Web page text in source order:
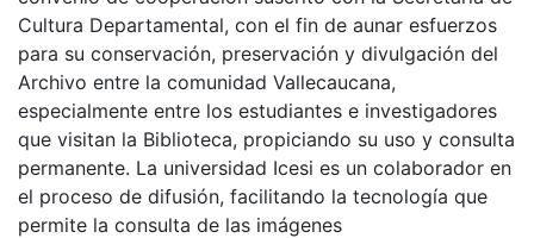
Cultura Departamental, con el fin de aunar esfuerzos
para su conservación, preservación y divulgación del
Archivo entre la comunidad Vallecaucana,
especialmente entre los estudiantes e investigadores
que visitan la Biblioteca, propiciando su uso y consulta
permanente. La universidad Icesi es un colaborador en
el proceso de difusión, facilitando la tecnología que
permite la consulta de las imágenes